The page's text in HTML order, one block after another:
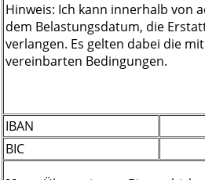
Hinweis: Ich kann innerhalb von
dem Belastungsdatum, die
verlangen. Es gelten dabei die
vereinbarten Bedingungen.
IBAN
BIC